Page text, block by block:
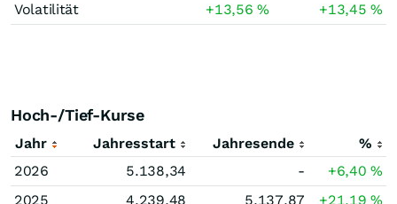
Volatilität
+13,56% +13,45%
Hoch-/Tief-Kurse
Jahr Jahresstart Jahresende
%
2026
5.138,34 - +6,40%
2025
4.239,48 5.137,87 +21,19%